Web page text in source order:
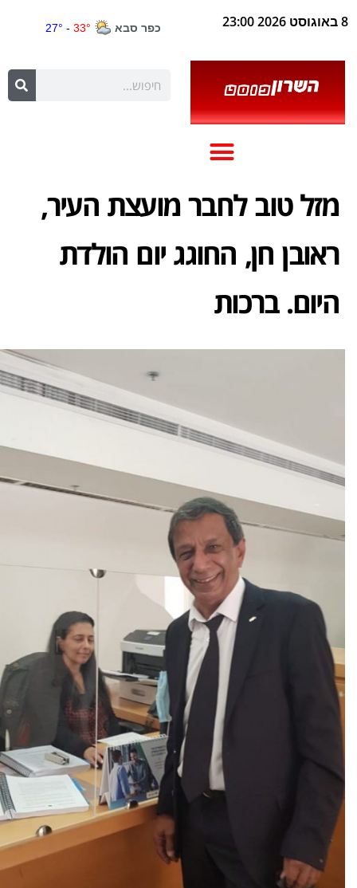
8 באוגוסט 2026 23:00
מזל טוב לחבר מועצת העיר,
ראובן חן, החוגג יום הולדת
היום. ברכות